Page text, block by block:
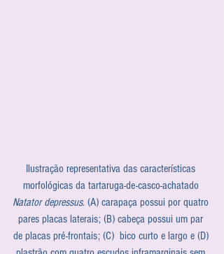
Ilustração representativa das características
morfológicas da tartaruga-de-casco-achatado
Natator depressus. (A) carapaça possui por quatro
pares placas laterais; (B) cabeça possui um par
de placas pré-frontais; (C)  bico curto e largo e (D)